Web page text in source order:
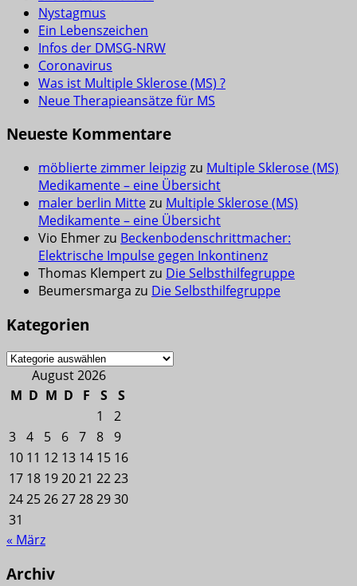
Nystagmus
Ein Lebenszeichen
Infos der DMSG-NRW
Coronavirus
Was ist Multiple Sklerose (MS) ?
Neue Therapieansätze für MS
Neueste Kommentare
möblierte zimmer leipzigzu Multiple Sklerose (MS)
Medikamente – eine Übersicht
maler berlin Mittezu Multiple Sklerose (MS)
Medikamente – eine Übersicht
Vio Ehmerzu Beckenbodenschrittmacher:
Elektrische Impulse gegen Inkontinenz
Thomas Klempertzu Die Selbsthilfegruppe
Beumersmarga zu Die Selbsthilfegruppe
Kategorien
Kategorien
August 2026
M D M D F S
S
1
2
3 4 5 6 7 8 9
10 11 12 13 14 15 16
17 18 192021 2223
24252627282930
31
« März
Archiv